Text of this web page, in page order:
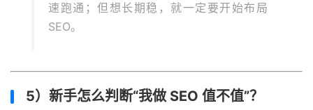
速跑通；但想长期稳，就一定要开始布局
SEO。
5）新手怎么判断“我做 SEO 值不值”？